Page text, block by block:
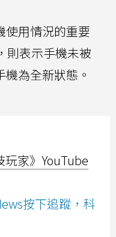
使用情況的重要
則表示手機未被
為全新狀態。
玩家》YouTube
按下追蹤，科